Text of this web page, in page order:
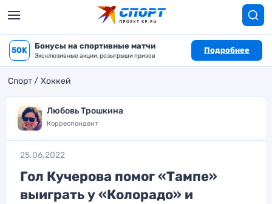
50K Бонусы на спортивные матчи
Эксклюзивные акции, розыгрыши призов
Подробнее
Спорт Хоккей
Любовь Трошкина
Корреспондент
25.06.2022
Гол Кучерова помог «Тампе»
выиграть у «Колорадо» и